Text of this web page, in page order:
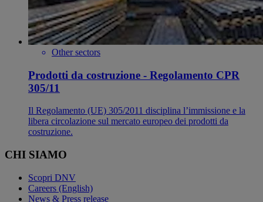
Other sectors
Prodotti da costruzione - Regolamento CPR
305/11
Il Regolamento (UE) 305/2011 disciplina l’immissione e la
libera circolazione sul mercato europeo dei prodotti da
costruzione.
CHI SIAMO
Scopri DNV
Careers (English)
News & Press release